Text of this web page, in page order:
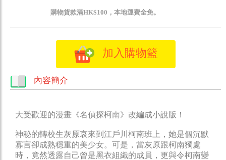
購物貨款滿HK$100，本地運費全免。
加入購物籃
內容簡介
大受歡迎的漫畫《名偵探柯南》改編成小說版！
神秘的轉校生灰原哀來到江戶川柯南班上，她是個沉默
寡言卻成熟穩重的美少女。可是，當灰原跟柯南獨處
時，竟然透露自己曾是黑衣組織的成員，更與令柯南變